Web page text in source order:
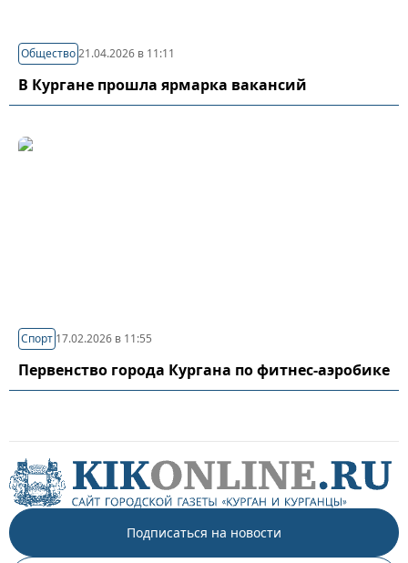
Общество21.04.2026 в 11:11
В Кургане прошла ярмарка вакансий
Спорт 17.02.2026 в 11:55
Первенство города Кургана по фитнес-аэробике
Подписаться на новости